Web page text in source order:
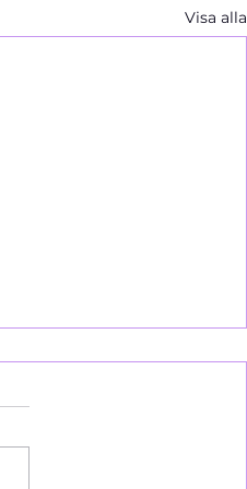
Visa alla